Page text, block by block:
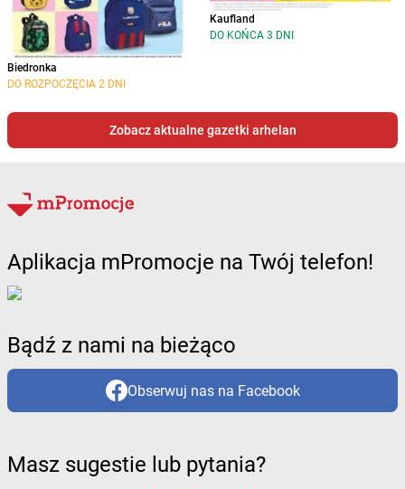
Biedronka
DO ROZPOCZĘCIA 2 DNI
Kaufland
DO KOŃCA 3 DNI
Zobacz aktualne gazetki arhelan
Aplikacja mPromocje na Twój telefon!
Bądź z nami na bieżąco
Obserwuj nas na Facebook
Masz sugestie lub pytania?